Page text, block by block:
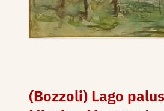
(Bozzoli) Lago